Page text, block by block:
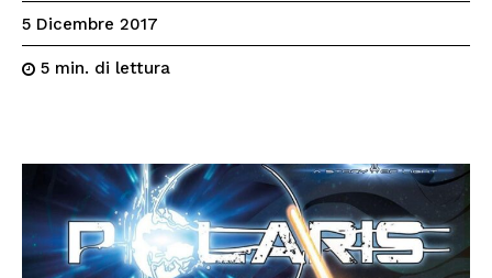
5 Dicembre 2017
5 min. di lettura